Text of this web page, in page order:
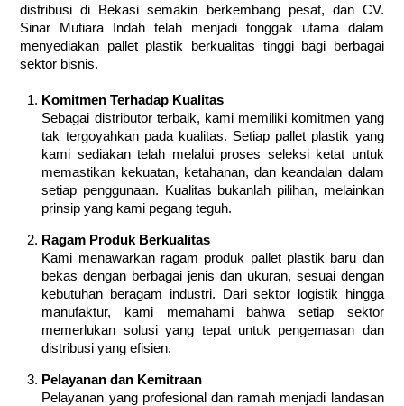
distribusi di Bekasi semakin berkembang pesat, dan CV.
Sinar Mutiara Indah telah menjadi tonggak utama dalam
menyediakan pallet plastik berkualitas tinggi bagi berbagai
sektor bisnis.
Komitmen Terhadap Kualitas
Sebagai distributor terbaik, kami memiliki komitmen yang
tak tergoyahkan pada kualitas. Setiap pallet plastik yang
kami sediakan telah melalui proses seleksi ketat untuk
memastikan kekuatan, ketahanan, dan keandalan dalam
setiap penggunaan. Kualitas bukanlah pilihan, melainkan
prinsip yang kami pegang teguh.
Ragam Produk Berkualitas
Kami menawarkan ragam produk pallet plastik baru dan
bekas dengan berbagai jenis dan ukuran, sesuai dengan
kebutuhan beragam industri. Dari sektor logistik hingga
manufaktur, kami memahami bahwa setiap sektor
memerlukan solusi yang tepat untuk pengemasan dan
distribusi yang efisien.
Pelayanan dan Kemitraan
Pelayanan yang profesional dan ramah menjadi landasan